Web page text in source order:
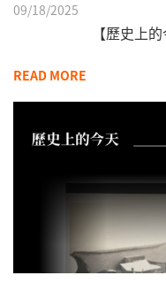
09/18/2025
【歷史上
READ MORE